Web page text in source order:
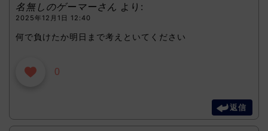
名無しのゲーマーさん より:
2025年12月1日 12:40
何で負けたか明日まで考えといてください
0
返信